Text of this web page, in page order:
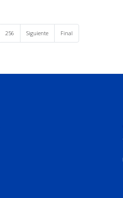
256 Siguiente Final